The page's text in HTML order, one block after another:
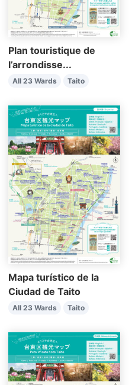
Plan touristique de
l’arrondisse...
All 23 Wards Taito
Mapa turístico de la
Ciudad de Taito
All 23 Wards Taito